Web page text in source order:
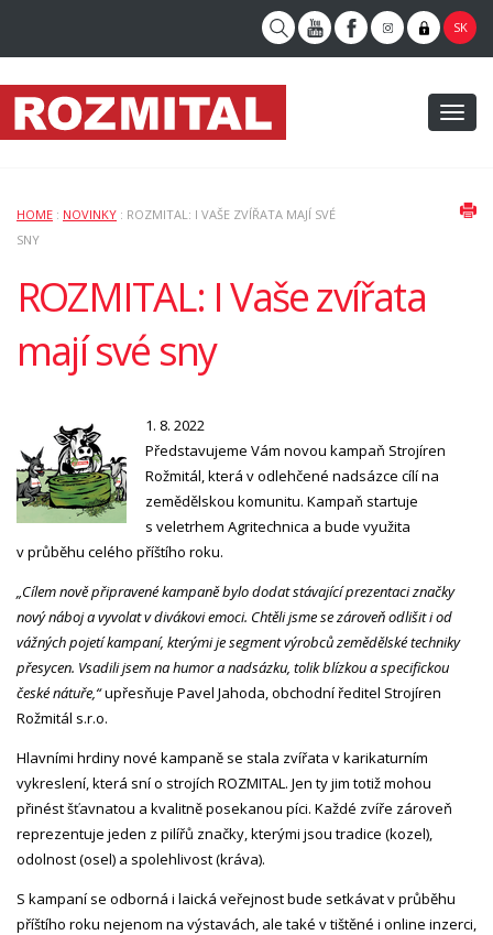
SK
HOME : NOVINKY : ROZMITAL: I VAŠE ZVÍŘATA MAJÍ SVÉ
SNY
ROZMITAL: I Vaše zvířata
mají své sny
1. 8. 2022
Představujeme Vám novou kampaň Strojíren
Rožmitál, která v odlehčené nadsázce cílí na
zemědělskou komunitu. Kampaň startuje
s veletrhem Agritechnica a bude využita
v průběhu celého příštího roku.
„Cílem nově připravené kampaně bylo dodat stávající prezentaci značky
nový náboj a vyvolat v divákovi emoci. Chtěli jsme se zároveň odlišit i od
vážných pojetí kampaní, kterými je segment výrobců zemědělské techniky
přesycen. Vsadili jsem na humor a nadsázku, tolik blízkou a specifickou
české nátuře,“upřesňuje Pavel Jahoda, obchodní ředitel Strojíren
Rožmitál s.r.o.
Hlavními hrdiny nové kampaně se stala zvířata v karikaturním
vykreslení, která sní o strojích ROZMITAL. Jen ty jim totiž mohou
přinést šťavnatou a kvalitně posekanou píci. Každé zvíře zároveň
reprezentuje jeden z pilířů značky, kterými jsou tradice (kozel),
odolnost (osel) a spolehlivost (kráva).
S kampaní se odborná i laická veřejnost bude setkávat v průběhu
příštího roku nejenom na výstavách, ale také v tištěné i online inzerci,